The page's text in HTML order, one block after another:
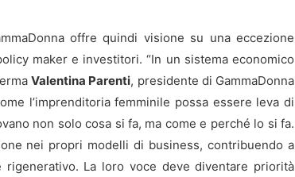
offre quindi visione su una eccezione
maker e investitori. “In un sistema economico
Valentina Parenti, presidente di GammaDonna
l’imprenditoria femminile possa essere leva di
non solo cosa si fa, ma come e perché lo si fa.
nei propri modelli di business, contribuendo a
La loro voce deve diventare priorità